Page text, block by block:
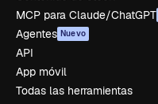
MCP para Claude/ChatGPT
Agentes Nuevo
API
App móvil
Todas las herramientas